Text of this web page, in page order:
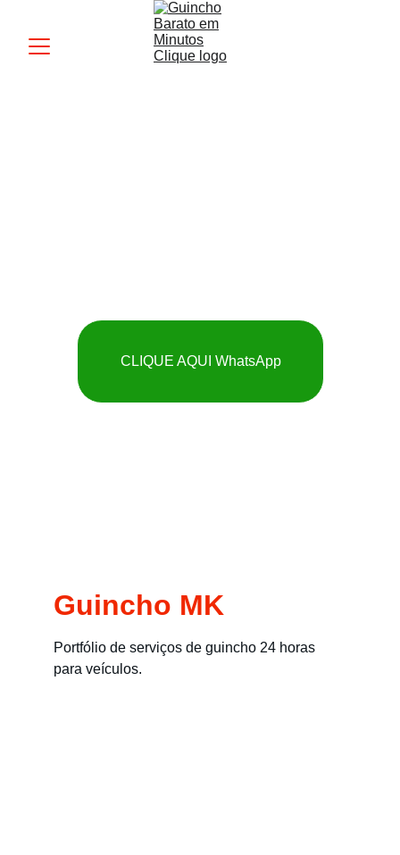
CLIQUE AQUI WhatsApp
Guincho MK
Portfólio de serviços de guincho 24 horas
para veículos.